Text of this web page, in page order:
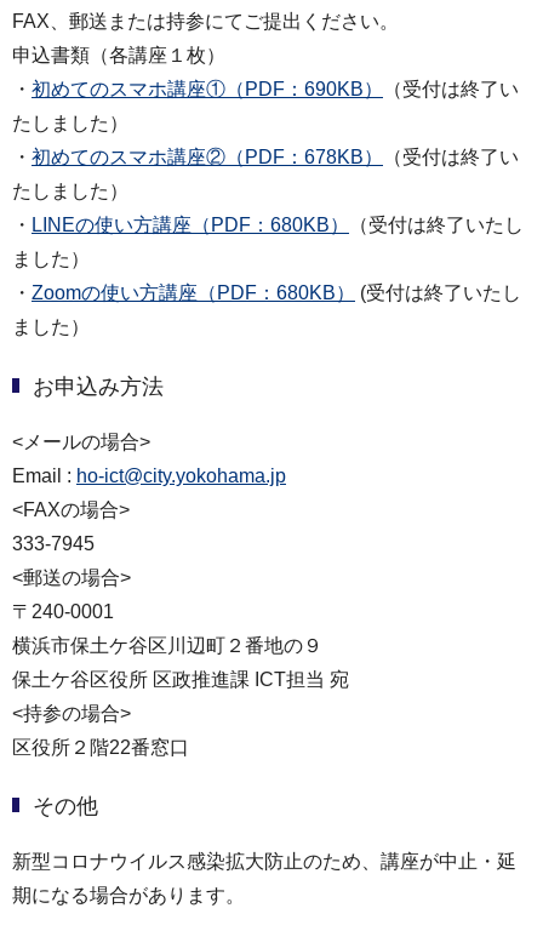
FAX、郵送または持参にてご提出ください。
申込書類（各講座１枚）
・ 初めてのスマホ講座①（PDF：690KB）
（受付は終了い
たしました）
・ 初めてのスマホ講座②（PDF：678KB）
（受付は終了い
たしました）
・ LINEの使い方講座（PDF：680KB）
（受付は終了いたし
ました）
・ Zoomの使い方講座（PDF：680KB）
(受付は終了いたし
ました）
お申込み方法
<メールの場合>
Email : ho-ict@city.yokohama.jp
<FAXの場合>
333-7945
<郵送の場合>
〒240-0001
横浜市保土ケ谷区川辺町２番地の９
保土ケ谷区役所 区政推進課 ICT担当 宛
<持参の場合>
区役所２階22番窓口
その他
新型コロナウイルス感染拡大防止のため、講座が中止・延
期になる場合があります。